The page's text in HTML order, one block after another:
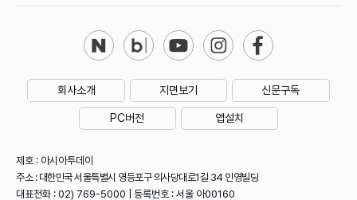
회사소개 지면보기 신문구독
PC버전 앱설치
제호 : 아시아투데이
주소 : 대한민국 서울특별시 영등포구 의사당대로1길 34 인영빌딩
대표전화 : 02) 769-5000 | 등록번호 : 서울 아00160